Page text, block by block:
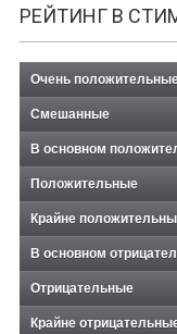
РЕЙТИНГ В
Очень
Смешанные
В основном
Положительные
Крайне
В основном
Отрицательные
Крайне